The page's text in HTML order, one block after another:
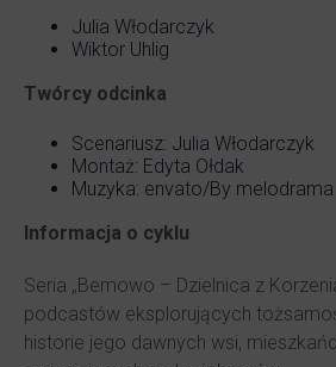
Julia Włodarczyk
Wiktor Uhlig
Twórcy odcinka
Scenariusz: Julia Włodarczyk
Montaż: Edyta Ołdak
Muzyka: envato/By melodrama
Informacja o cyklu
Seria „Bemowo – Dzielnica z
podcastów eksplorujących
historie jego dawnych wsi,